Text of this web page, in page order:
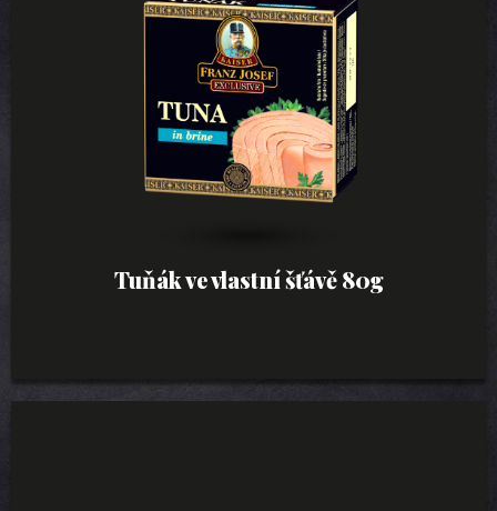
Tuňák ve vlastní šťávě 80g